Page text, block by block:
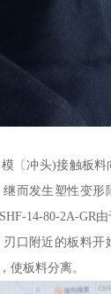
〔冲头)接触板料
而发生塑性变形
14-80-2A-GR
口附近的板料开
使板料分离。